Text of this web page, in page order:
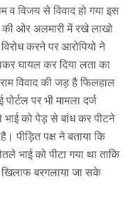
व विजय से विवाद हो गया इस
की ओर अलमारी में रखे लाखो
करने पर आरोपियो ने
घायल कर दिया लता का
विवाद की जड़ है फिलहाल
पर भी मामला दर्ज
भाई को पेड़ से बांध कर पीटने
पीड़ित पक्ष ने बताया कि
भाई को पीटा गया था ताकि
खिलाफ बरगलाया जा सके